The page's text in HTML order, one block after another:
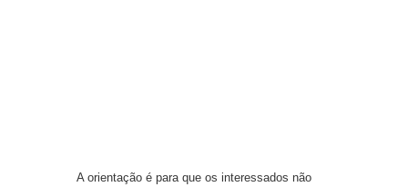
A orientação é para que os interessados não